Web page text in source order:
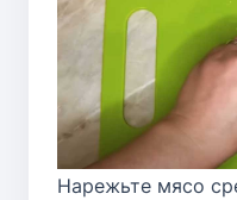
Нарежьте мясо